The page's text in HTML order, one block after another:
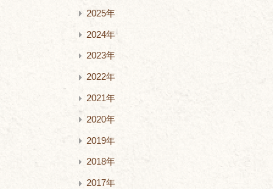
2025年
2024年
2023年
2022年
2021年
2020年
2019年
2018年
2017年